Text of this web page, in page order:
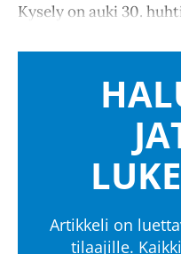
Kysely on auki 30.
Artikkeli on
tilaajille.